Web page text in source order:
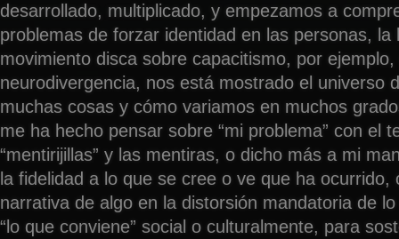
desarrollado, multiplicado, y empezamos a
problemas de forzar identidad en las personas, la
movimiento disca sobre capacitismo, por
neurodivergencia, nos está mostrado el universo
muchas cosas y cómo variamos en muchos
me ha hecho pensar sobre “mi problema” con el
“mentirijillas” y las mentiras, o dicho más a mi
la fidelidad a lo que se cree o ve que ha ocurrido,
narrativa de algo en la distorsión mandatoria de
“lo que conviene” social o culturalmente, para